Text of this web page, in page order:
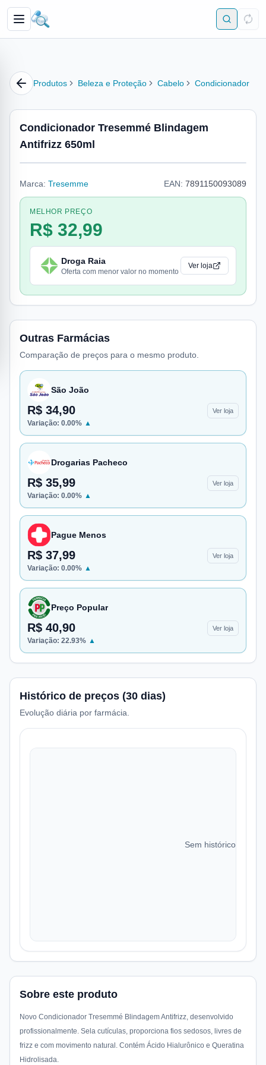
Produtos Beleza e Proteção Cabelo Condicionador
Condicionador Tresemmé Blindagem
Antifrizz 650ml
Marca: Tresemme EAN: 7891150093089
MELHOR PREÇO
R$ 32,99
Droga Raia
Oferta com menor valor no momento
Ver loja
Outras Farmácias
Comparação de preços para o mesmo produto.
São João
R$ 34,90 Ver loja
Variação: 0.00% ▲
Drogarias Pacheco
R$ 35,99 Ver loja
Variação: 0.00% ▲
Pague Menos
R$ 37,99 Ver loja
Variação: 0.00% ▲
Preço Popular
R$ 40,90 Ver loja
Variação: 22.93% ▲
Histórico de preços (30 dias)
Evolução diária por farmácia.
Sem histórico de
Sobre este produto
Novo Condicionador Tresemmé Blindagem Antifrizz, desenvolvido
profissionalmente. Sela cutículas, proporciona fios sedosos, livres de
frizz e com movimento natural. Contém Ácido Hialurônico e Queratina
Hidrolisada.